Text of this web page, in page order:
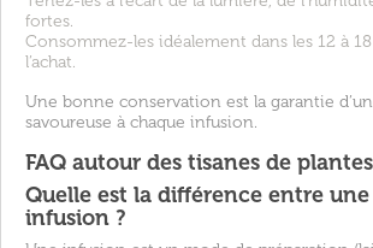
fortes.
Consommez-les idéalement dans les 12 à
l’achat.
Une bonne conservation est la garantie
savoureuse à chaque infusion.
FAQ autour des tisanes de plantes
Quelle est la différence entre
infusion ?